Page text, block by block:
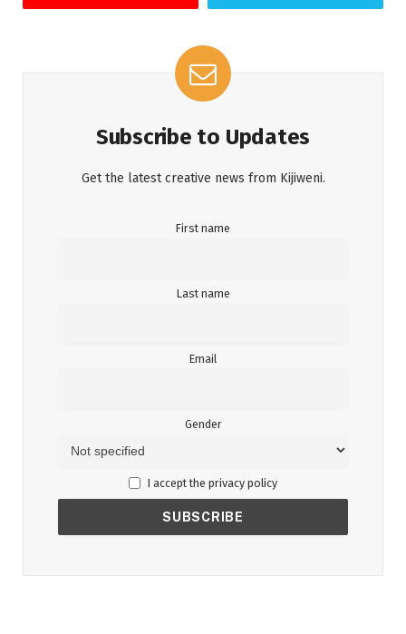
Subscribe to Updates
Get the latest creative news from Kijiweni.
First name
Last name
Email
Gender
I accept the privacy policy